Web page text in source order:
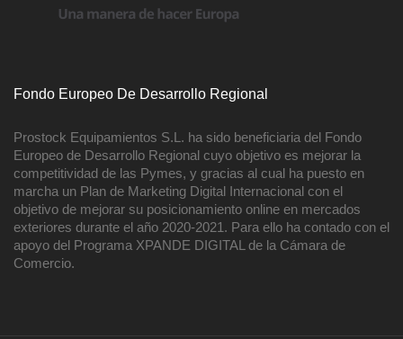
Fondo Europeo De Desarrollo Regional
Prostock Equipamientos S.L. ha sido beneficiaria del Fondo
Europeo de Desarrollo Regional cuyo objetivo es mejorar la
competitividad de las Pymes, y gracias al cual ha puesto en
marcha un Plan de Marketing Digital Internacional con el
objetivo de mejorar su posicionamiento online en mercados
exteriores durante el año 2020-2021. Para ello ha contado con el
apoyo del Programa XPANDE DIGITAL de la Cámara de
Comercio.